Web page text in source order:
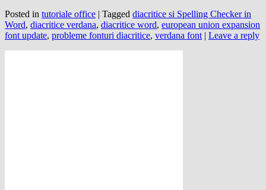
Posted in tutoriale office | Tagged diacritice si Spelling Checker in
Word, diacritice verdana, diacritice word, european union expansion
font update, probleme fonturi diacritice, verdana font | Leave a reply